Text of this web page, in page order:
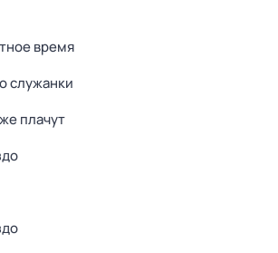
время
служанки
плачут